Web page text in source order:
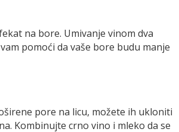
na bore. Umivanje vinom dva
pomoći da vaše bore budu manje
pore na licu, možete ih ukloniti
Kombinujte crno vino i mleko da se